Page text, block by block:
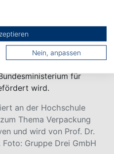
SPI in der
ein
Wirtschaftsförderung
wird ihre Promotion
für
wird.
an der Hochschule
Thema Verpackung
und wird von Prof. Dr.
Gruppe Drei GmbH
Nein, anpassen